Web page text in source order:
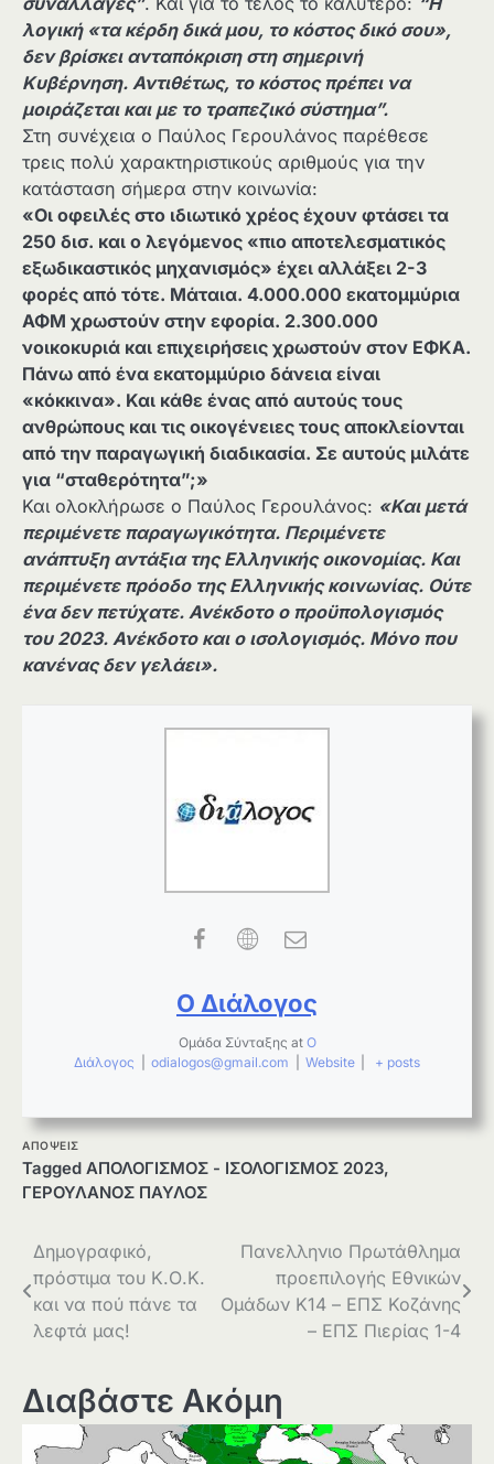
λογική «τα κέρδη δικά μου, το κόστος δικό σου»,
δεν βρίσκει ανταπόκριση στη σημερινή
Κυβέρνηση. Αντιθέτως, το κόστος πρέπει να
μοιράζεται και με το τραπεζικό σύστημα”.
Στη συνέχεια ο Παύλος Γερουλάνος παρέθεσε
τρεις πολύ χαρακτηριστικούς αριθμούς για την
κατάσταση σήμερα στην κοινωνία:
«Οι οφειλές στο ιδιωτικό χρέος έχουν φτάσει τα
250 δισ. και ο λεγόμενος «πιο αποτελεσματικός
εξωδικαστικός μηχανισμός» έχει αλλάξει 2-3
φορές από τότε. Μάταια. 4.000.000 εκατομμύρια
ΑΦΜ χρωστούν στην εφορία. 2.300.000
νοικοκυριά και επιχειρήσεις χρωστούν στον ΕΦΚΑ.
Πάνω από ένα εκατομμύριο δάνεια είναι
«κόκκινα». Και κάθε ένας από αυτούς τους
ανθρώπους και τις οικογένειες τους αποκλείονται
από την παραγωγική διαδικασία. Σε αυτούς μιλάτε
για “σταθερότητα”;»
Και ολοκλήρωσε ο Παύλος Γερουλάνος: «Και μετά
περιμένετε παραγωγικότητα. Περιμένετε
ανάπτυξη αντάξια της Ελληνικής οικονομίας. Και
περιμένετε πρόοδο της Ελληνικής κοινωνίας. Ούτε
ένα δεν πετύχατε. Ανέκδοτο ο προϋπολογισμός
του 2023. Ανέκδοτο και ο ισολογισμός. Μόνο που
κανένας δεν γελάει».
Ο Διάλογος
Ομάδα Σύνταξης at Ο
Διάλογος
odialogos@gmail.com Website + posts
ΑΠΟΨΕΙΣ
Tagged ΑΠΟΛΟΓΙΣΜΟΣ - ΙΣΟΛΟΓΙΣΜΟΣ 2023,
ΓΕΡΟΥΛΑΝΟΣ ΠΑΥΛΟΣ
Πλοήγηση
άρθρων
Δημογραφικό,
πρόστιμα του Κ.Ο.Κ.
και να πού πάνε τα
λεφτά μας!
Πανελληνιο Πρωτάθλημα
προεπιλογής Εθνικών
Ομάδων Κ14 – ΕΠΣ Κοζάνης
– ΕΠΣ Πιερίας 1-4
Διαβάστε Ακόμη